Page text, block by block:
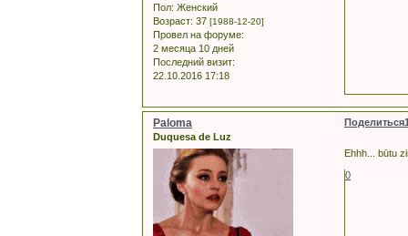
Пол: Женский
Возраст: 37 [1988-12-20]
Провел на форуме:
2 месяца 10 дней
Последний визит:
22.10.2016 17:18
Поделиться
Paloma
Duquesa de Luz
Ehhh... būtu
0